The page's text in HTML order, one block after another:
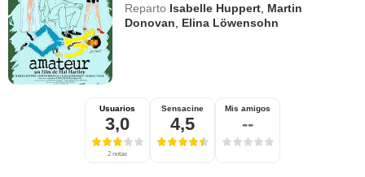
Reparto Isabelle Huppert Martin
Donovan
Elina Löwensohn
Usuarios
3,0
2 notas
Sensacine
4,5
Mis amigos
--